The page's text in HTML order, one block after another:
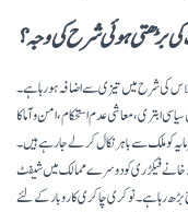
بڑھتی ہوئی شرح کی وجہ؟
کی شرح میں تیزی سے اضافہ ہو رہا ہے۔
ابتری، معاشی عدم استحکام، امن و آما کا
کو ملک سے باہر نکال کر لے جا رہے ہیں۔
کارخانے فیکڑری کو دوسرے ممالک میں شیفٹ
رہا ہے۔ نوکری چاکری کاروبار کے لئے